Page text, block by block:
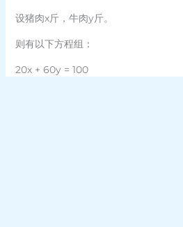
设猪肉x斤，牛肉y斤。
则有以下方程组：
20x + 60y = 100